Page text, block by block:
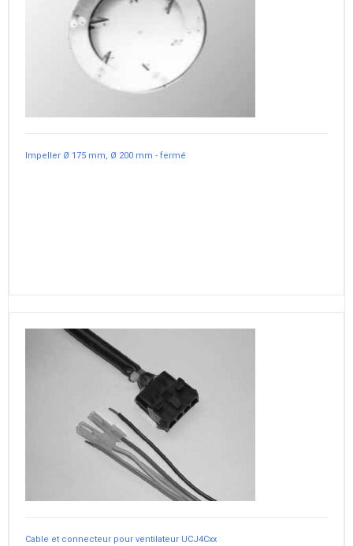
Impeller Ø 175 mm, Ø 200 mm - fermé
Cable et connecteur pour ventilateur UCJ4Cxx